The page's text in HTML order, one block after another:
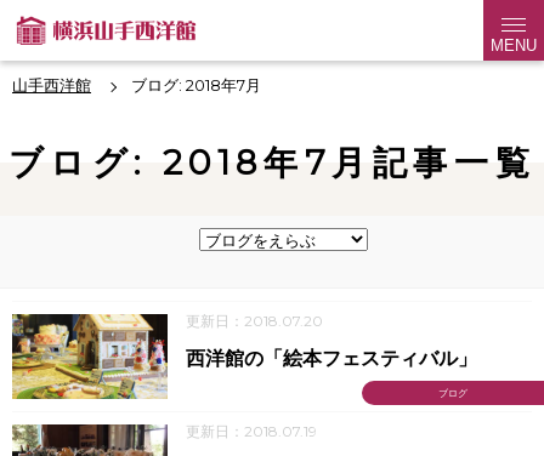
MENU
山手西洋館 ブログ: 2018年7月
ブログ: 2018年7月記事一覧
更新日：2018.07.20
ブログ
西洋館の「絵本フェスティバル」
更新日：2018.07.19